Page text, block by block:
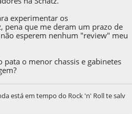
experimentar os
pena que me deram um prazo de
esperem nenhum "review" meu
pata o menor chassis e gabinetes
está em tempo do Rock 'n' Roll te salv